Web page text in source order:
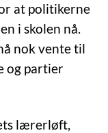
at politikerne
i skolen nå.
nok vente til
og partier
lærerløft,